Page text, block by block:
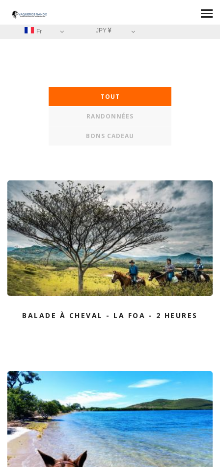
Fr JPY
TOUT
RANDONNÉES
BONS CADEAU
BALADE À CHEVAL - LA FOA - 2 HEURES